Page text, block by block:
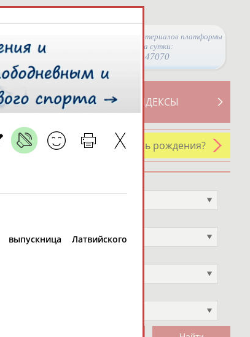
Просмотры материалов платформы
за сутки:
47070
СВОДНЫЕ ИНДЕКСЫ
У кого сегодня день рождения?
Не выбран
Латвийского